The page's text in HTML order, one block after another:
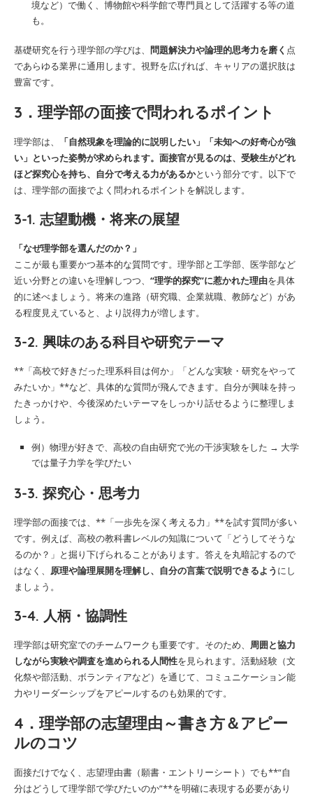
境など）で働く、博物館や科学館で専門員として活躍する等の道
も。
基礎研究を行う理学部の学びは、 問題解決力や論理的思考力を磨く 点
であらゆる業界に通用します。視野を広げれば、キャリアの選択肢は
豊富です。
3．理学部の面接で問われるポイント
理学部は、
「自然現象を理論的に説明したい」「未知への好奇心が強
い」といった姿勢が求められます。面接官が見るのは、受験生がどれ
ほど探究心を持ち、自分で考える力があるかという部分です。以下で
は、理学部の面接でよく問われるポイントを解説します。
3-1. 志望動機・将来の展望
「なぜ理学部を選んだのか？」
ここが最も重要かつ基本的な質問です。理学部と工学部、医学部など
近い分野との違いを理解しつつ、 “理学的探究”に惹かれた理由を具体
的に述べましょう。将来の進路（研究職、企業就職、教師など）があ
る程度見えていると、より説得力が増します。
3-2. 興味のある科目や研究テーマ
**「高校で好きだった理系科目は何か」「どんな実験・研究をやって
みたいか」**など、具体的な質問が飛んできます。自分が興味を持っ
たきっかけや、今後深めたいテーマをしっかり話せるように整理しま
しょう。
例）物理が好きで、高校の自由研究で光の干渉実験をした → 大学
では量子力学を学びたい
3-3. 探究心・思考力
理学部の面接では、**「一歩先を深く考える力」**を試す質問が多い
です。例えば、高校の教科書レベルの知識について「どうしてそうな
るのか？」と掘り下げられることがあります。答えを丸暗記するので
はなく、 原理や論理展開を理解し、自分の言葉で説明できるよう にし
ましょう。
3-4. 人柄・協調性
理学部は研究室でのチームワークも重要です。そのため、 周囲と協力
しながら実験や調査を進められる人間性を見られます。活動経験（文
化祭や部活動、ボランティアなど）を通じて、コミュニケーション能
力やリーダーシップをアピールするのも効果的です。
4．理学部の志望理由～書き方＆アピー
ルのコツ
面接だけでなく、志望理由書（願書・エントリーシート）でも**“自
分はどうして理学部で学びたいのか”**を明確に表現する必要があり